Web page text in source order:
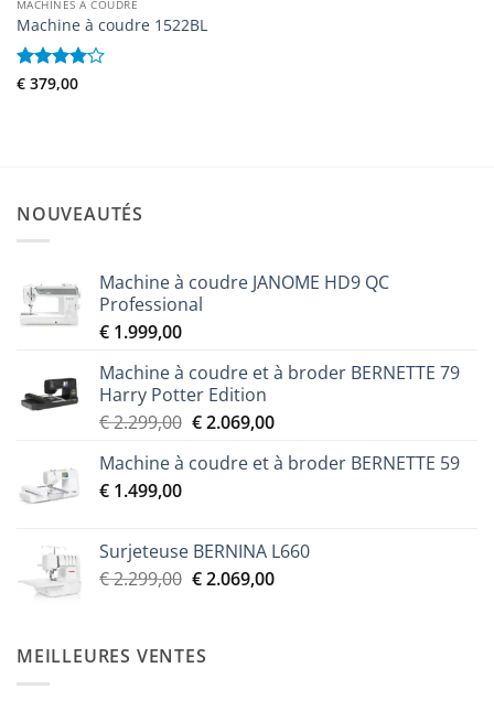
MACHINES À COUDRE
Machine à coudre 1522BL
Note 4
€379,00
NOUVEAUTÉS
Machine à coudre JANOME HD9 QC
Professional
€ 1.999,00
Machine à coudre et à broder BERNETTE 79
Harry Potter Edition
€2.299,00 Le
initial
€2.069,00Le
actuel
Machine à coudre et à broder BERNETTE 59
€ 1.499,00
Surjeteuse BERNINA L660
€2.299,00 Le
était :
€ 2.299,00.
€2.069,00Le
MEILLEURES VENTES